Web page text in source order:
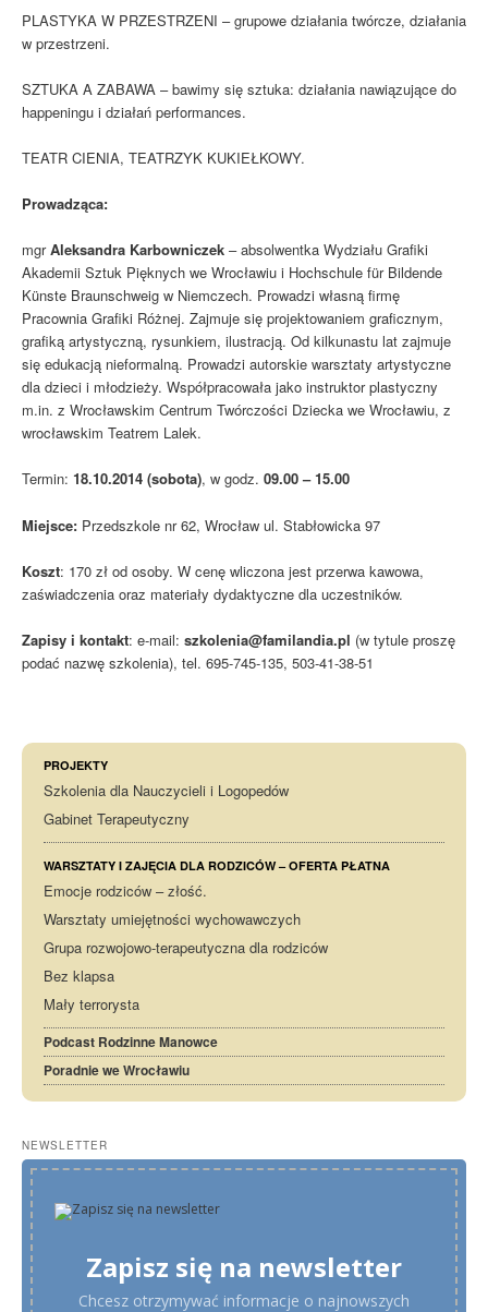
PLASTYKA W PRZESTRZENI – grupowe działania twórcze, działania
w przestrzeni.
SZTUKA A ZABAWA – bawimy się sztuka: działania nawiązujące do
happeningu i działań performances.
TEATR CIENIA, TEATRZYK KUKIEŁKOWY.
Prowadząca:
mgrAleksandra Karbowniczek – absolwentka Wydziału Grafiki
Akademii Sztuk Pięknych we Wrocławiu i Hochschule für Bildende
Künste Braunschweig w Niemczech. Prowadzi własną firmę
Pracownia Grafiki Różnej. Zajmuje się projektowaniem graficznym,
grafiką artystyczną, rysunkiem, ilustracją. Od kilkunastu lat zajmuje
się edukacją nieformalną. Prowadzi autorskie warsztaty artystyczne
dla dzieci i młodzieży. Współpracowała jako instruktor plastyczny
m.in. z Wrocławskim Centrum Twórczości Dziecka we Wrocławiu, z
wrocławskim Teatrem Lalek.
Termin: 18.10.2014 (sobota), w godz. 09.00 – 15.00
Miejsce: Przedszkole nr 62, Wrocław ul. Stabłowicka 97
Koszt: 170 zł od osoby. W cenę wliczona jest przerwa kawowa,
zaświadczenia oraz materiały dydaktyczne dla uczestników.
Zapisy i kontakt: e-mail: szkolenia@familandia.pl (w tytule proszę
podać nazwę szkolenia), tel. 695-745-135, 503-41-38-51
PROJEKTY
Szkolenia dla Nauczycieli i Logopedów
Gabinet Terapeutyczny
WARSZTATY I ZAJĘCIA DLA RODZICÓW – OFERTA PŁATNA
Emocje rodziców – złość.
Warsztaty umiejętności wychowawczych
Grupa rozwojowo-terapeutyczna dla rodziców
Bez klapsa
Mały terrorysta
Podcast Rodzinne Manowce
Poradnie we Wrocławiu
NEWSLETTER
Zapisz się na newsletter
Chcesz otrzymywać informacje o najnowszych